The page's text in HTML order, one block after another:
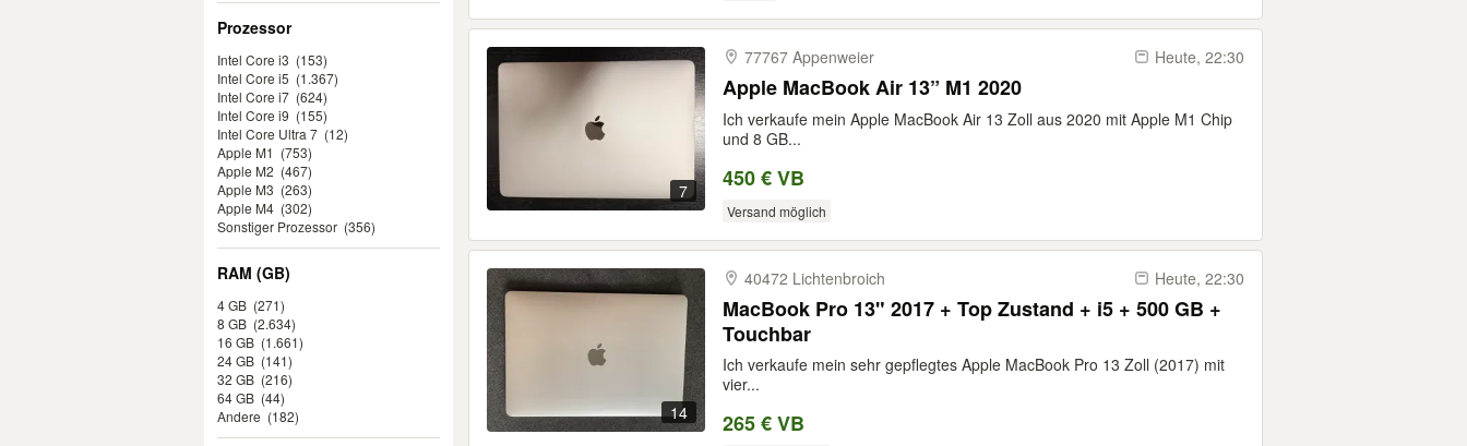
Prozessor
Intel Core i3 (153)
Intel Core i5 (1.367)
Intel Core i7 (624)
Intel Core i9 (155)
Intel Core Ultra 7 (12)
Apple M1 (753)
Apple M2 (467)
Apple M3 (263)
Apple M4 (302)
Sonstiger Prozessor (356)
RAM (GB)
4 GB (271)
8 GB (2.634)
16 GB (1.661)
24 GB (141)
32 GB (216)
64 GB (44)
Andere (182)
7
77767 Appenweier Heute, 22:30
Apple MacBook Air 13” M1 2020
Ich verkaufe mein Apple MacBook Air 13 Zoll aus 2020 mit Apple M1 Chip
und 8 GB...
450 € VB
Versand möglich
14
40472 Lichtenbroich Heute, 22:30
MacBook Pro 13" 2017 + Top Zustand + i5 + 500 GB +
Touchbar
Ich verkaufe mein sehr gepflegtes Apple MacBook Pro 13 Zoll (2017) mit
vier...
265 € VB